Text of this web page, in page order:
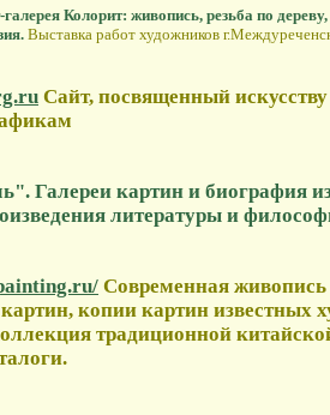
галерея Колорит: живопись, резьба по
Выставка работ художников
Сайт, посвященный
Галереи картин и биография
литературы и
Современная
копии картин известных
традиционной